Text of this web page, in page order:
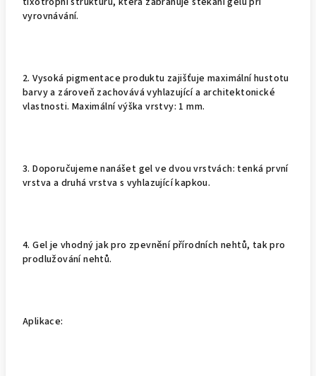
vyrovnávání.
2. Vysoká pigmentace produktu zajišťuje maximální hustotu
barvy a zároveň zachovává vyhlazující a architektonické
vlastnosti. Maximální výška vrstvy: 1 mm.
3. Doporučujeme nanášet gel ve dvou vrstvách: tenká první
vrstva a druhá vrstva s vyhlazující kapkou.
4. Gel je vhodný jak pro zpevnění přírodních nehtů, tak pro
prodlužování nehtů.
Aplikace: